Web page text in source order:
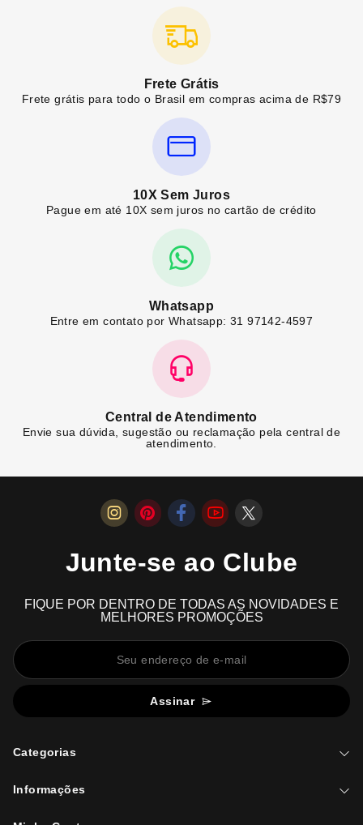
Frete Grátis
Frete grátis para todo o Brasil em compras acima de R$79
10X Sem Juros
Pague em até 10X sem juros no cartão de crédito
Whatsapp
Entre em contato por Whatsapp: 31 97142-4597
Central de Atendimento
Envie sua dúvida, sugestão ou reclamação pela central de
atendimento.
Junte-se ao Clube
FIQUE POR DENTRO DE TODAS AS NOVIDADES E
MELHORES PROMOÇÕES
Assinar
Categorias
Informações